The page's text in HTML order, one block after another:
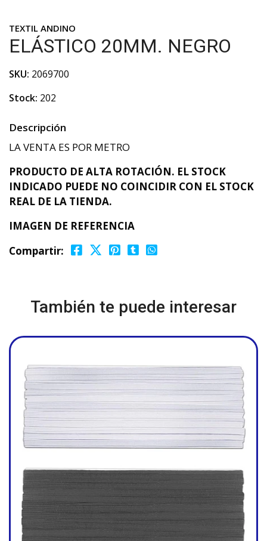
TEXTIL ANDINO
ELÁSTICO 20MM. NEGRO
SKU: 2069700
Stock: 202
Descripción
LA VENTA ES POR METRO
PRODUCTO DE ALTA ROTACIÓN. EL STOCK
INDICADO PUEDE NO COINCIDIR CON EL STOCK
REAL DE LA TIENDA.
IMAGEN DE REFERENCIA
Compartir:
También te puede interesar